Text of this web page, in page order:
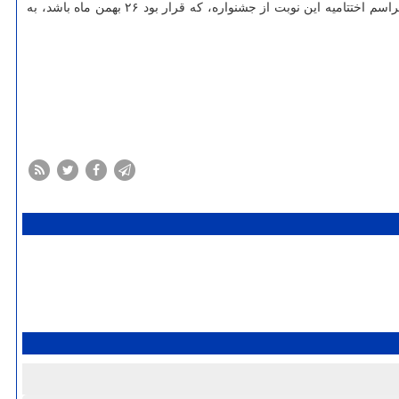
به طور خلاصه، به گزارش موزیک خوان به نقل از ایسنا، بنابر اعلام روابط عمومی چهل و یکمین جشنواره بین المللی موسیقی فجر، زمان برگزاری مراسم اختتامیه این نوبت از جشنواره، که قرار بود ۲۶ بهمن ماه باشد، به